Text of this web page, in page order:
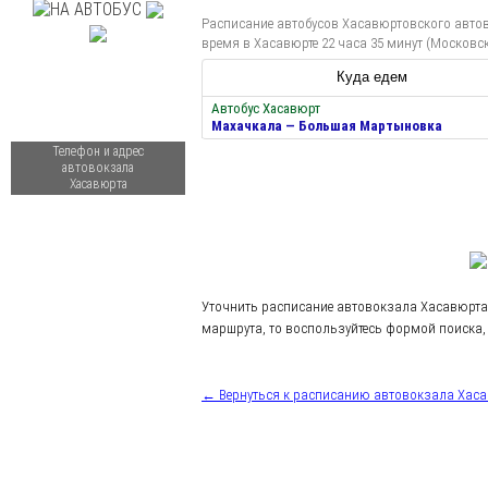
Телефон и адрес
автовокзала
Хасавюрта
Расписание автобусов Хасавюртовского
время в Хасавюрте 22 часа 35 минут
Куда едем
Автобус Хасавюрт
Махачкала — Большая Мартыновка
Уточнить расписание автовокзала
маршрута, то воспользуйтесь формой
← Вернуться к расписанию автовокзала